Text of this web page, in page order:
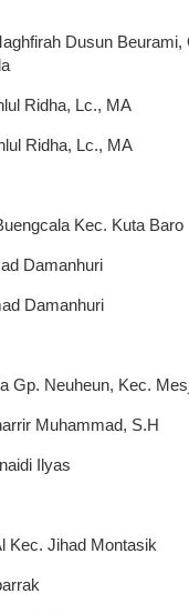
Dusun Beurami,
Ridha, Lc., MA
Ridha, Lc., MA
Kec. Kuta Baro
Damanhuri
Damanhuri
Gp. Neuheun, Kec.
Muhammad, S.H
Ilyas
Kec. Jihad Montasik